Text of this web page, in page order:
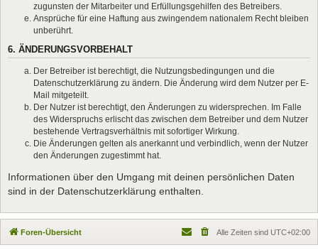
zugunsten der Mitarbeiter und Erfüllungsgehilfen des Betreibers.
Ansprüche für eine Haftung aus zwingendem nationalem Recht bleiben
unberührt.
6. ÄNDERUNGSVORBEHALT
Der Betreiber ist berechtigt, die Nutzungsbedingungen und die
Datenschutzerklärung zu ändern. Die Änderung wird dem Nutzer per E-
Mail mitgeteilt.
Der Nutzer ist berechtigt, den Änderungen zu widersprechen. Im Falle
des Widerspruchs erlischt das zwischen dem Betreiber und dem Nutzer
bestehende Vertragsverhältnis mit sofortiger Wirkung.
Die Änderungen gelten als anerkannt und verbindlich, wenn der Nutzer
den Änderungen zugestimmt hat.
Informationen über den Umgang mit deinen persönlichen Daten
sind in der Datenschutzerklärung enthalten.
Foren-Übersicht Alle Zeiten sind UTC+02:00